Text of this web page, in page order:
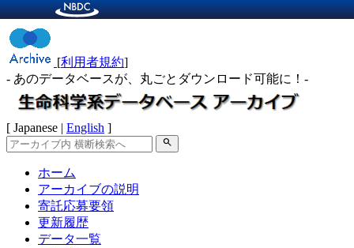
[利用者規約]
- あのデータベースが、丸ごとダウンロード可能に！-
[ Japanese | English ]
search
ホーム
アーカイブの説明
寄託応募要領
更新履歴
データ一覧